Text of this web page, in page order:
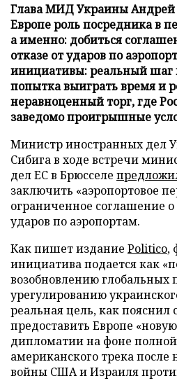
Глава МИД Украины Андрей
Европе роль посредника в
а именно: добиться
отказе от ударов по
инициативы: реальный шаг
попытка выиграть время и
неравноценный торг, где
заведомо проигрышные
Министр иностранных дел
Сибига в ходе встречи
дел ЕС в Брюсселе
заключить «аэропортовое
ограниченное соглашение
ударов по аэропортам.
Как пишет издание Politico,
инициатива подается как
возобновлению глобальных
урегулированию
реальная цель, как пояснил
предоставить Европе
дипломатии на фоне
американского трека после
войны США и Израиля